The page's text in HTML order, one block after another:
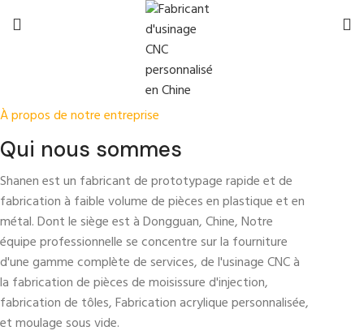
À propos de notre entreprise
Qui nous sommes
Shanen est un fabricant de prototypage rapide et de
fabrication à faible volume de pièces en plastique et en
métal. Dont le siège est à Dongguan, Chine, Notre
équipe professionnelle se concentre sur la fourniture
d'une gamme complète de services, de l'usinage CNC à
la fabrication de pièces de moisissure d'injection,
fabrication de tôles, Fabrication acrylique personnalisée,
et moulage sous vide.